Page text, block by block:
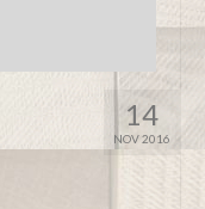
14
NOV 2016